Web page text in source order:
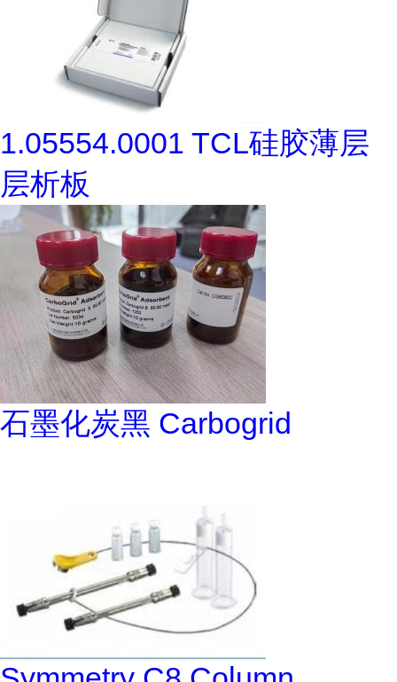
1.05554.0001 TCL硅胶薄层
层析板
石墨化炭黑 Carbogrid